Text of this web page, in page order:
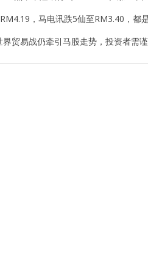
，马电讯跌5仙至RM3.40，都
贸易战仍牵引马股走势，投资者需谨